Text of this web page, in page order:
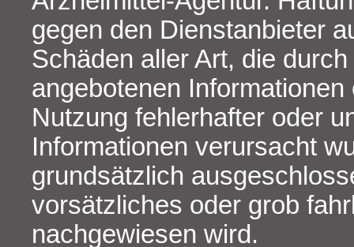
gegen den Dienstanbieter
Schäden aller Art, die
angebotenen
Nutzung fehlerhafter oder
Informationen verursacht
grundsätzlich
vorsätzliches oder grob
nachgewiesen wird.